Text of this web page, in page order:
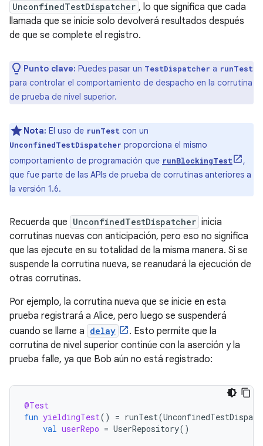
UnconfinedTestDispatcher , lo que significa que cada
llamada que se inicie solo devolverá resultados después
de que se complete el registro.
Punto clave: Puedes pasar un TestDispatcher a runTest
para controlar el comportamiento de despacho en la corrutina
de prueba de nivel superior.
Nota: El uso de runTest con un
UnconfinedTestDispatcher proporciona el mismo
comportamiento de programación que runBlockingTest
,
que fue parte de las APIs de prueba de corrutinas anteriores a
la versión 1.6.
Recuerda que UnconfinedTestDispatcher inicia
corrutinas nuevas con anticipación, pero eso no significa
que las ejecute en su totalidad de la misma manera. Si se
suspende la corrutina nueva, se reanudará la ejecución de
otras corrutinas.
Por ejemplo, la corrutina nueva que se inicie en esta
prueba registrará a Alice, pero luego se suspenderá
cuando se llame a delay
. Esto permite que la
corrutina de nivel superior continúe con la aserción y la
prueba falle, ya que Bob aún no está registrado:
@Test
fun yieldingTest() = runTest(
val userRepo = UserRepository()